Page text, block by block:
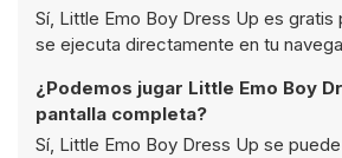
Sí, Little Emo Boy Dress Up es gratis
se ejecuta directamente en tu
¿Podemos jugar Little Emo Boy
pantalla completa?
Sí, Little Emo Boy Dress Up se